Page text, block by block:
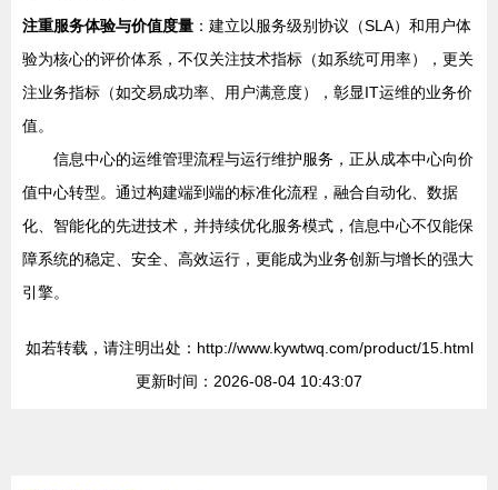
注重服务体验与价值度量 ：建立以服务级别协议（SLA）和用户体
验为核心的评价体系，不仅关注技术指标（如系统可用率），更关
注业务指标（如交易成功率、用户满意度），彰显IT运维的业务价
值。
信息中心的运维管理流程与运行维护服务，正从成本中心向价
值中心转型。通过构建端到端的标准化流程，融合自动化、数据
化、智能化的先进技术，并持续优化服务模式，信息中心不仅能保
障系统的稳定、安全、高效运行，更能成为业务创新与增长的强大
引擎。
如若转载，请注明出处：http://www.kywtwq.com/product/15.html
更新时间：2026-08-04 10:43:07